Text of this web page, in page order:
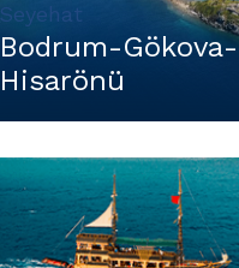
Seyehat
Bodrum-Gökova-
Hisarönü